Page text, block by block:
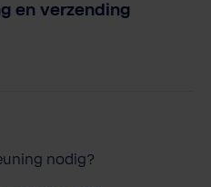
en verzending
nodig?